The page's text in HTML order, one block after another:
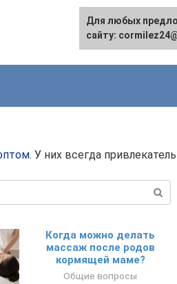
. У них всегда
Когда можно делать
массаж после родов
кормящей маме?
Общие вопросы
Для любых
сайту: